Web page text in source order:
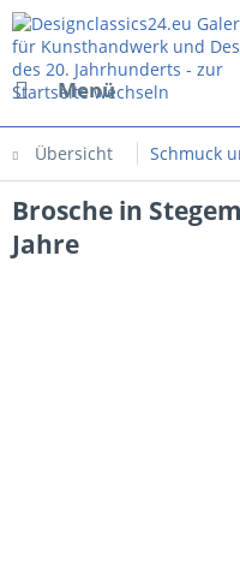
Menü
Übersicht Schmuck
Brosche in
Jahre